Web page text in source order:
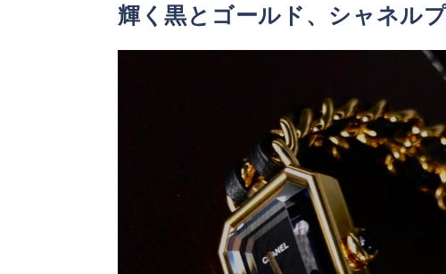
輝く黒とゴールド、シャネル